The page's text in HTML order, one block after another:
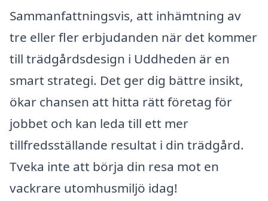
Sammanfattningsvis, att inhämtning av
tre eller fler erbjudanden när det kommer
till trädgårdsdesign i Uddheden är en
smart strategi. Det ger dig bättre insikt,
ökar chansen att hitta rätt företag för
jobbet och kan leda till ett mer
tillfredsställande resultat i din trädgård.
Tveka inte att börja din resa mot en
vackrare utomhusmiljö idag!